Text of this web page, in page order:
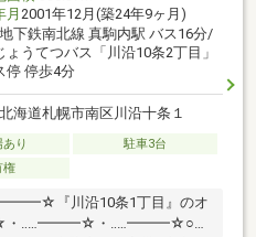
月 2001年12月(築24年9ヶ月)
地下鉄南北線 真駒内駅 バス16分/
ょうてつバス「川沿10条2丁目」
停 停歩4分
北海道札幌市南区川沿十条１
り
駐車3台
権
『川沿10条1丁目』のオ
・‥…━━━☆・‥…━━━☆○ホ